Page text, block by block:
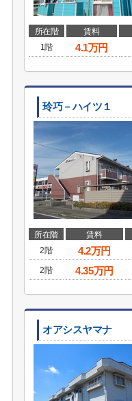
所在階 賃料
1階
4.1万円
玲巧－ハイツ１
所在階 賃料
2階
4.2万円
2階
4.35万円
オアシスヤマナ